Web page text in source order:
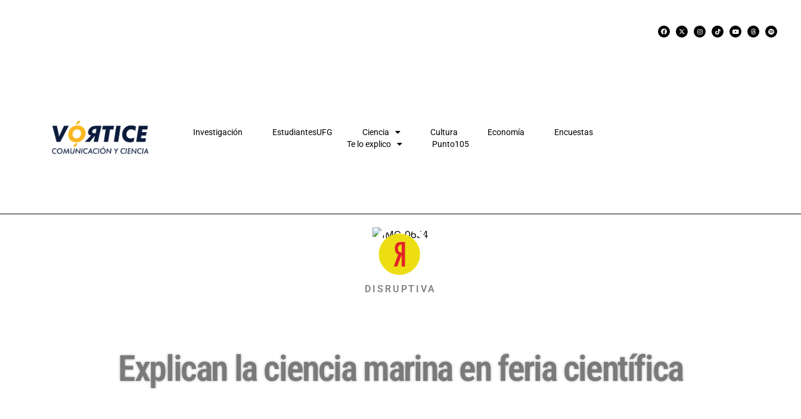
Investigación EstudiantesUFG Ciencia Cultura Economía
Encuestas
Te lo explico
Punto105
DISRUPTIVA
Explican la ciencia marina en feria científica